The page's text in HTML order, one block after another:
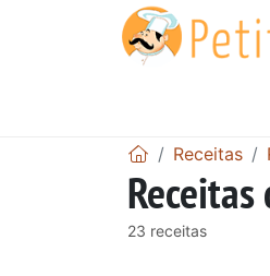
Receitas
23 receitas